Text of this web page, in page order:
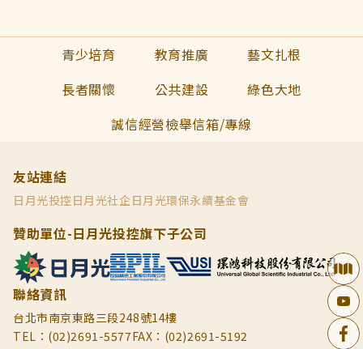
青少培育 教育推廣
藝文扎根
長者關懷
公共建設
綠色大地
誠信經營檢舉信箱/專線
友站連結
日月光投控 日月光社企日月光環保永續基金會
贊助單位-日月光投控旗下子公司
聯絡資訊
台北市南京東路三段248號14樓
TEL：(02)2691-5577FAX：(02)2691-5192